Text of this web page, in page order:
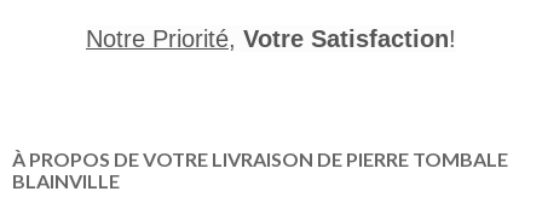
Notre Priorité, Votre Satisfaction!
À PROPOS DE VOTRE LIVRAISON DE PIERRE TOMBALE
BLAINVILLE